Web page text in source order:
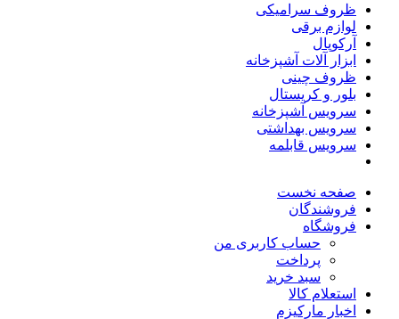
ظروف سرامیکی
لوازم برقی
آرکوپال
ابزار آلات آشپزخانه
ظروف چینی
بلور و کریستال
سرویس آشپزخانه
سرویس بهداشتی
سرویس قابلمه
صفحه نخست
فروشندگان
فروشگاه
حساب کاربری من
پرداخت
سبد خرید
استعلام کالا
اخبار مارکیزم